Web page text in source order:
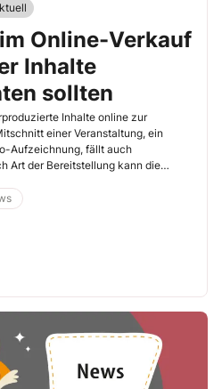
Online-Verkauf
Inhalte
sollten
Inhalte online zur
einer Veranstaltung, ein
Aufzeichnung, fällt auch
Art der Bereitstellung kann die
die Steuerpflicht und